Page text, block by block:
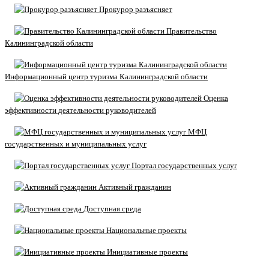
Прокурор разъясняет
Правительство
Калининградской области
Информационный центр туризма Калининградской области
Оценка
эффективности деятельности руководителей
МФЦ
государственных и муниципальных услуг
Портал государственных услуг
Активный гражданин
Доступная среда
Национальные проекты
Инициативные проекты